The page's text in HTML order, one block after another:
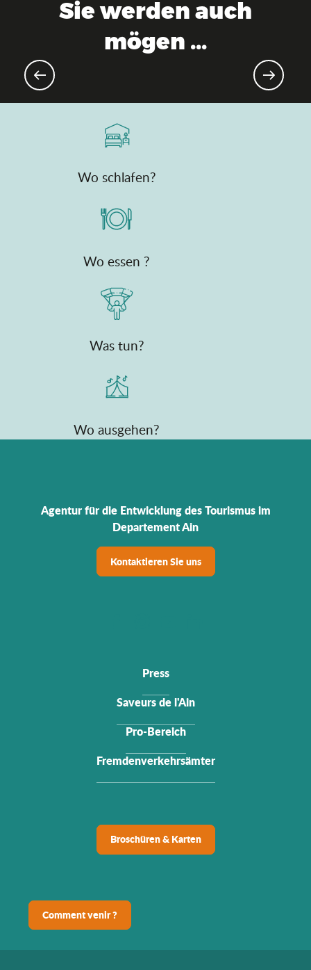
Sie werden auch
mögen ...
Wo schlafen?
Wo essen ?
Was tun?
Wo ausgehen?
Agentur für die Entwicklung des Tourismus im
Departement Ain
Kontaktieren Sie uns
Press
Saveurs de l'Ain
Pro-Bereich
Fremdenverkehrsämter
Broschüren & Karten
Comment venir ?